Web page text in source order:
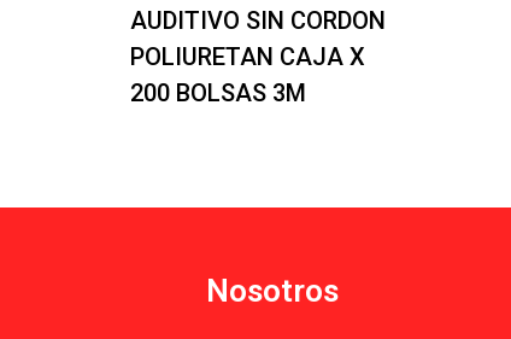
AUDITIVO SIN CORDON
POLIURETAN CAJA X
200 BOLSAS 3M
Nosotros